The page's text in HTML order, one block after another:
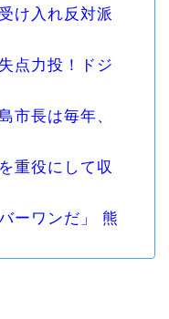
け入れ反対派
点力投！ドジ
市長は毎年、
重役にして収
ーワンだ」 熊